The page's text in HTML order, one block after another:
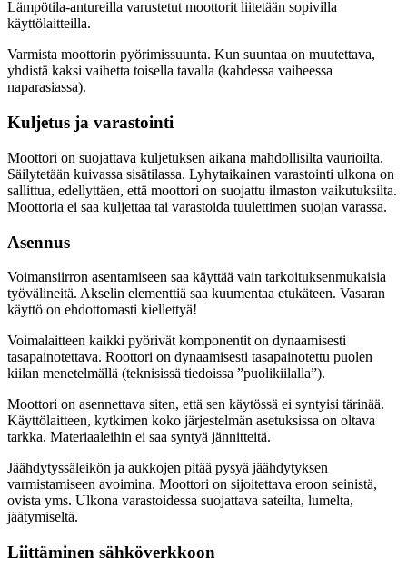
Lämpötila-antureilla varustetut moottorit liitetään sopivilla
käyttölaitteilla.
Varmista moottorin pyörimissuunta. Kun suuntaa on muutettava,
yhdistä kaksi vaihetta toisella tavalla (kahdessa vaiheessa
naparasiassa).
Kuljetus ja varastointi
Moottori on suojattava kuljetuksen aikana mahdollisilta vaurioilta.
Säilytetään kuivassa sisätilassa. Lyhytaikainen varastointi ulkona on
sallittua, edellyttäen, että moottori on suojattu ilmaston vaikutuksilta.
Moottoria ei saa kuljettaa tai varastoida tuulettimen suojan varassa.
Asennus
Voimansiirron asentamiseen saa käyttää vain tarkoituksenmukaisia
työvälineitä. Akselin elementtiä saa kuumentaa etukäteen. Vasaran
käyttö on ehdottomasti kiellettyä!
Voimalaitteen kaikki pyörivät komponentit on dynaamisesti
tasapainotettava. Roottori on dynaamisesti tasapainotettu puolen
kiilan menetelmällä (teknisissä tiedoissa ”puolikiilalla”).
Moottori on asennettava siten, että sen käytössä ei syntyisi tärinää.
Käyttölaitteen, kytkimen koko järjestelmän asetuksissa on oltava
tarkka. Materiaaleihin ei saa syntyä jännitteitä.
Jäähdytyssäleikön ja aukkojen pitää pysyä jäähdytyksen
varmistamiseen avoimina. Moottori on sijoitettava eroon seinistä,
ovista yms. Ulkona varastoidessa suojattava sateilta, lumelta,
jäätymiseltä.
Liittäminen sähköverkkoon